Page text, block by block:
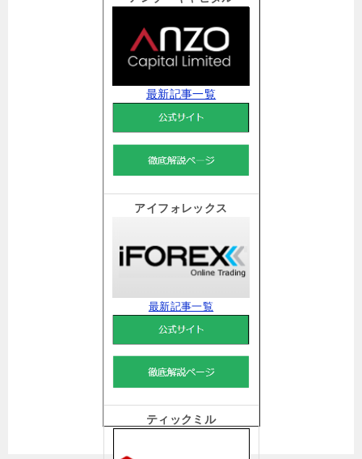
最新記事一覧
アイフォレックス
最新記事一覧
ティックミル